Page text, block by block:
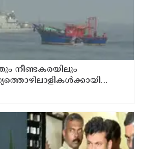
നീണ്ടകരയിലും